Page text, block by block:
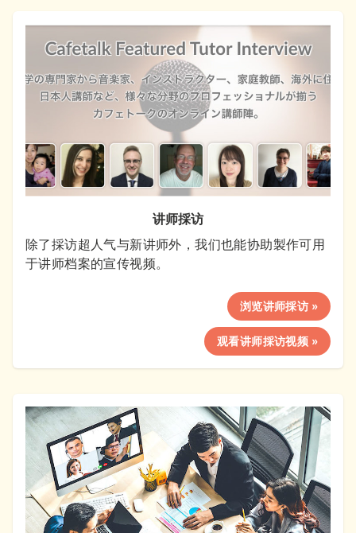
讲师採访
除了採访超人气与新讲师外，我们也能协助製作可用
于讲师档案的宣传视频。
浏览讲师採访 »
观看讲师採访视频 »